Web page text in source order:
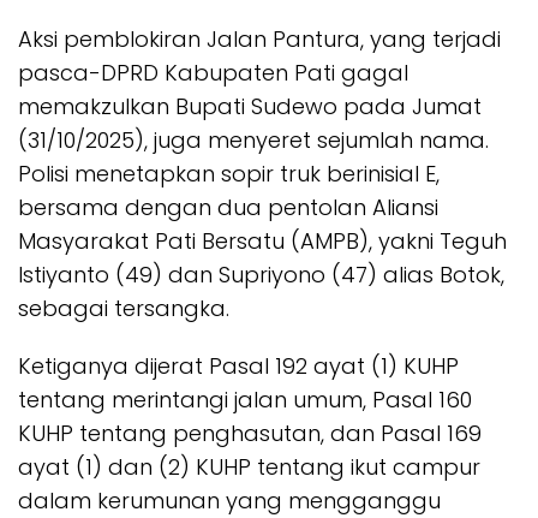
Aksi pemblokiran Jalan Pantura, yang terjadi
pasca-DPRD Kabupaten Pati gagal
memakzulkan Bupati Sudewo pada Jumat
(31/10/2025), juga menyeret sejumlah nama.
Polisi menetapkan sopir truk berinisial E,
bersama dengan dua pentolan Aliansi
Masyarakat Pati Bersatu (AMPB), yakni Teguh
Istiyanto (49) dan Supriyono (47) alias Botok,
sebagai tersangka.
Ketiganya dijerat Pasal 192 ayat (1) KUHP
tentang merintangi jalan umum, Pasal 160
KUHP tentang penghasutan, dan Pasal 169
ayat (1) dan (2) KUHP tentang ikut campur
dalam kerumunan yang mengganggu